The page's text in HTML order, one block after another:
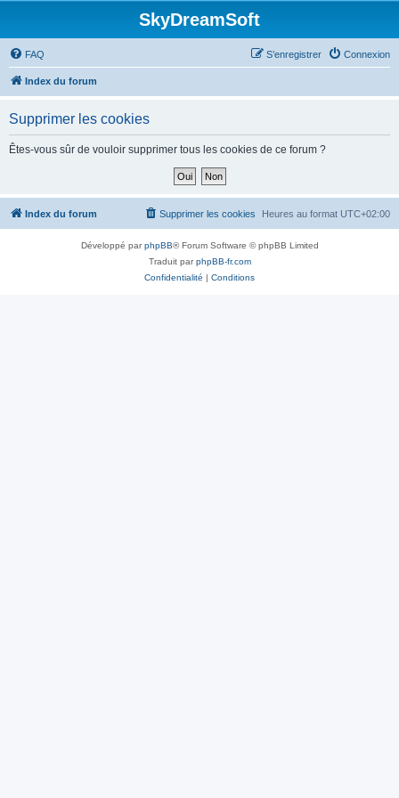
SkyDreamSoft
FAQ Connexion
S’enregistrer
Index du forum
Supprimer les cookies
Êtes-vous sûr de vouloir supprimer tous les cookies de ce forum ?
Index du forum Heures au format UTC+02:00
Supprimer les cookies
Développé parphpBB® Forum Software © phpBB Limited
Traduit parphpBB-fr.com
Confidentialité | Conditions